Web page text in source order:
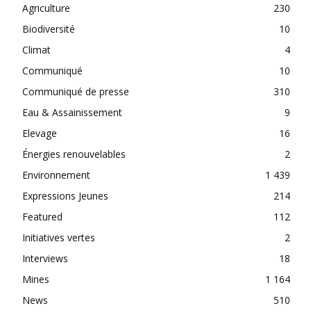
Agriculture
230
Biodiversité
10
Climat
4
Communiqué
10
Communiqué de presse
310
Eau & Assainissement
9
Elevage
16
Énergies renouvelables
2
Environnement
1 439
Expressions Jeunes
214
Featured
112
Initiatives vertes
2
Interviews
18
Mines
1 164
News
510